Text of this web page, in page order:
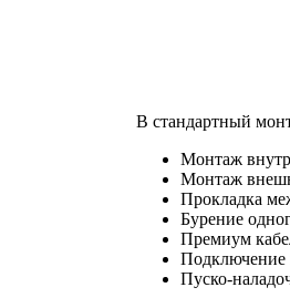
В стандартный
Монтаж
Монтаж
Прокладка
Бурение
Премиум
Подключение
Пуско-